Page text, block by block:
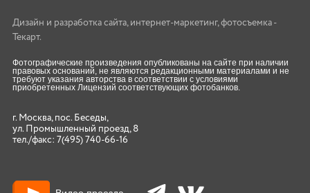
Дизайн и разработка сайта, интернет-маркетинг, фотосъемка -
Текарт.
Фотографические произведения опубликованы на сайте при наличии
правовых оснований, не являются редакционными материалами и не
требуют указания авторства в соответствии с условиями
приобретенных Лицензий соответствующих фотобанков.
г. Москва, пос. Беседы,
ул. Промышленный проезд, 8
тел./факс: 7(495) 740-66-16